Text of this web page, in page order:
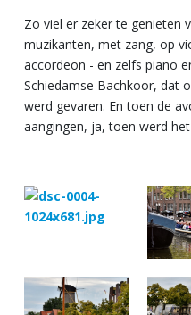
Zo viel er zeker te genieten
muzikanten, met zang, op
accordeon - en zelfs piano
Schiedamse Bachkoor, dat
werd gevaren. En toen de
aangingen, ja, toen werd